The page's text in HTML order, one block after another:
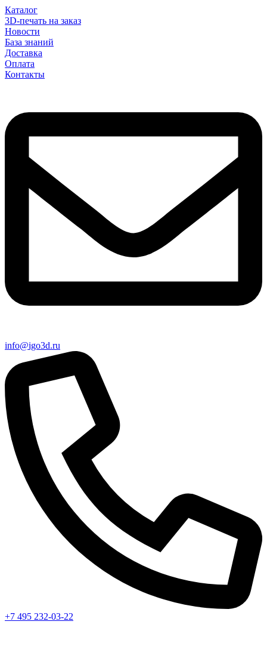
Каталог
3D-печать на заказ
Новости
База знаний
Доставка
Оплата
Контакты
info@igo3d.ru
+7 495 232-03-22